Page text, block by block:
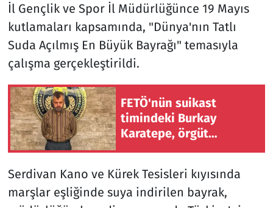
İl Gençlik ve Spor İl Müdürlüğünce 19 Mayıs
kutlamaları kapsamında, "Dünya'nın Tatlı
Suda Açılmış En Büyük Bayrağı" temasıyla
çalışma gerçekleştirildi.
FETÖ'nün suikast
timindeki Burkay
Karatepe, örgüt
Serdivan Kano ve Kürek Tesisleri kıyısında
marşlar eşliğinde suya indirilen bayrak,
Seçim 2023
Spor
Teknoloji ve Bilim
Televizyon